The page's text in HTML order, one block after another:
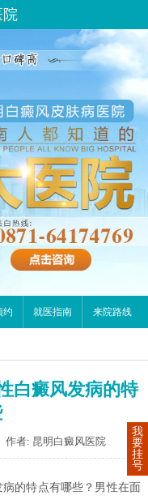
院
约 就医指南 来院路线
白癜风发病的特
作者: 昆明白癜风医院
的特点有哪些？男性在面
我
要
挂
号